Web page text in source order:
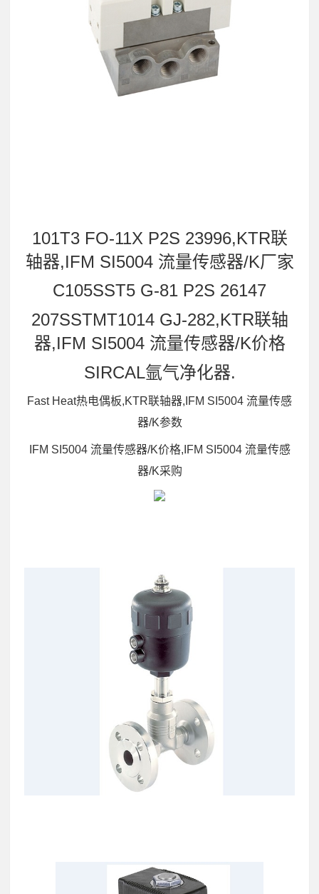
101T3 FO-11X P2S 23996,KTR联
轴器,IFM SI5004 流量传感器/K厂家
C105SST5 G-81 P2S 26147
207SSTMT1014 GJ-282,KTR联轴
器,IFM SI5004 流量传感器/K价格
SIRCAL氩气净化器.
Fast Heat热电偶板,KTR联轴器,IFM SI5004 流量传感
器/K参数
IFM SI5004 流量传感器/K价格,IFM SI5004 流量传感
器/K采购